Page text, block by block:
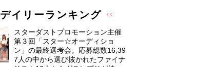
デイリーランキング
スターダストプロモーション主催
第３回「スター☆オーディショ
ン」の最終選考会。応募総数16,39
7人の中から選び抜かれたファイナ